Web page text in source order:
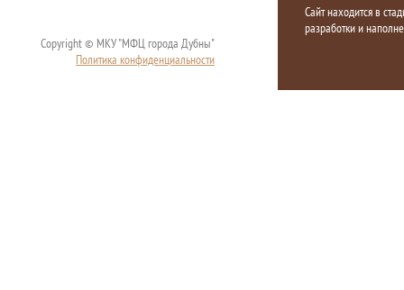
Copyright © МКУ "МФЦ города Дубны"
Политика конфиденциальности
Сайт находится в
разработки и